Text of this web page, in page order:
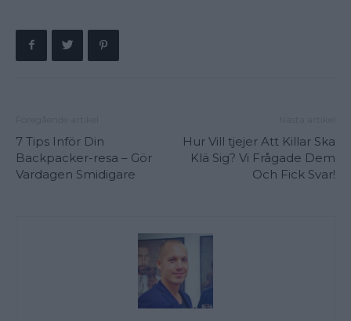
7 Tips Inför Din
Backpacker-resa – Gör
Vardagen Smidigare
Hur Vill tjejer Att Killar Ska
Klä Sig? Vi Frågade Dem
Och Fick Svar!